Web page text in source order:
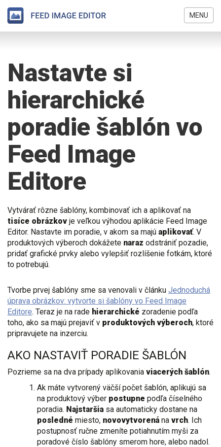
Skočiť
obsah
MENU
tu
Nastavte si
hierarchické
poradie šablón vo
Feed Image
Editore
Vytvárať rôzne šablóny, kombinovať ich a aplikovať na
tisíce obrázkov je veľkou výhodou aplikácie Feed Image
Editor. Nastavte im poradie, v akom sa majú aplikovať. V
produktových výberoch dokážete naraz odstrániť pozadie,
pridať grafické prvky alebo vylepšiť rozlíšenie fotkám, ktoré
to potrebujú.
Tvorbe prvej šablóny sme sa venovali v článku Jednoduchá
úprava obrázkov: vytvorte si šablóny vo Feed Image
Editore. Teraz je na rade hierarchické zoradenie podľa
toho, ako sa majú prejaviť v produktových výberoch, ktoré
pripravujete na inzerciu.
AKO NASTAVIŤ PORADIE ŠABLÓN
Pozrieme sa na dva prípady aplikovania viacerých šablón.
Ak máte vytvorený väčší počet šablón, aplikujú sa
na produktový výber postupne podľa číselného
poradia. Najstaršia sa automaticky dostane na
posledné miesto, novovytvorená na vrch. Ich
postupnosť ručne zmeníte potiahnutím myši za
poradové číslo šablóny smerom hore, alebo nadol.